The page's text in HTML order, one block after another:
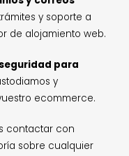
y soporte a
de alojamiento web.
para
y
ecommerce.
contactar con
sobre cualquier